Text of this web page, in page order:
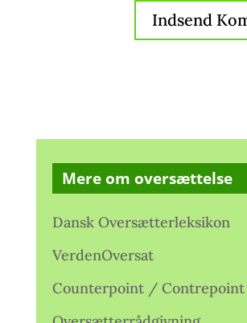
Mere om oversættelse
Dansk Oversætterleksikon
VerdenOversat
Counterpoint / Contrepoint